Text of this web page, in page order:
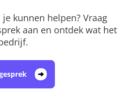
kunnen helpen? Vraag
aan en ontdek wat het